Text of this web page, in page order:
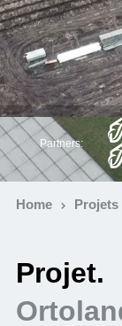
Partners:
Home Projets
Projet.